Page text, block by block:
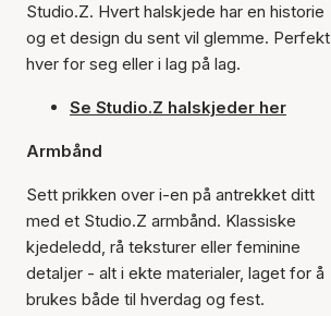
Studio.Z. Hvert halskjede har en historie
og et design du sent vil glemme. Perfekt
hver for seg eller i lag på lag.
Se Studio.Z halskjeder her
Armbånd
Sett prikken over i-en på antrekket ditt
med et Studio.Z armbånd. Klassiske
kjedeledd, rå teksturer eller feminine
detaljer - alt i ekte materialer, laget for å
brukes både til hverdag og fest.